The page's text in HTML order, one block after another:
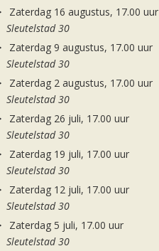
Zaterdag 16 augustus, 17.00 uur
Sleutelstad 30
Zaterdag 9 augustus, 17.00 uur
Sleutelstad 30
Zaterdag 2 augustus, 17.00 uur
Sleutelstad 30
Zaterdag 26 juli, 17.00 uur
Sleutelstad 30
Zaterdag 19 juli, 17.00 uur
Sleutelstad 30
Zaterdag 12 juli, 17.00 uur
Sleutelstad 30
Zaterdag 5 juli, 17.00 uur
Sleutelstad 30